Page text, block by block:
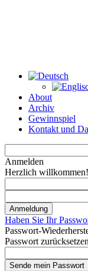
About
Archiv
Gewinnspiel
Kontakt und
Anmelden
Herzlich
Haben Sie Ihr
Passwort-
Passwort zurücksetzen